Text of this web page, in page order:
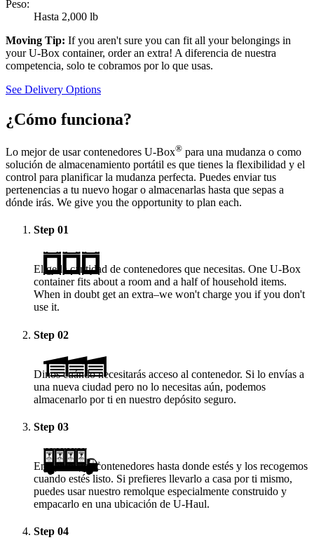
Peso:
Hasta 2,000 lb
Moving Tip: If you aren't sure you can fit all your belongings in
yourU-Box container, order an extra! A diferencia de nuestra
competencia, solo te cobramos por lo que usas.
See Delivery Options
¿Cómo funciona?
Lo mejor de usar contenedores U-Box® para una mudanza o como
solución de almacenamiento portátil es que tienes la flexibilidad y el
control para planificar la mudanza perfecta. Puedes enviar tus
pertenencias a tu nuevo hogar o almacenarlas hasta que sepas a
dónde irás. We give you the opportunity to plan each.
Step 01
Elige la cantidad de contenedores que necesitas. One U-Box
container fits about a room and a half of household items.
When in doubt get an extra–we won't charge you if you don't
use it.
Step 02
Dinos cuándo necesitarás acceso al contenedor. Si lo envías a
una nueva ciudad pero no lo necesitas aún, podemos
almacenarlo por ti en nuestro depósito seguro.
Step 03
Enviamos los contenedores hasta donde estés y los recogemos
cuando estés listo. Si prefieres llevarlo a casa por ti mismo,
puedes usar nuestro remolque especialmente construido y
empacarlo en una ubicación de U-Haul.
Step 04